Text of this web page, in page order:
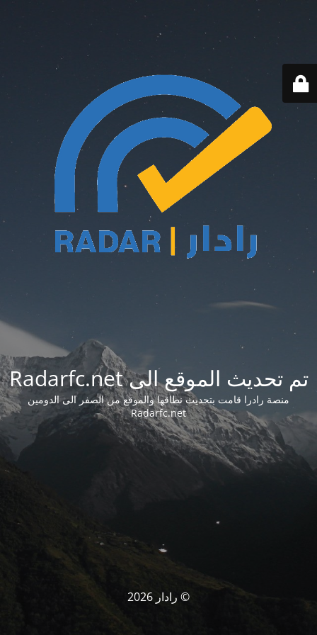
تم تحديث الموقع الى Radarfc.net
منصة رادرا قامت بتحديث نطاقها والموقع من الصفر الى الدومين
Radarfc.net
© رادار 2026